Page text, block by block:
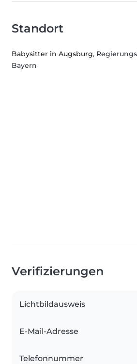
Standort
Babysitter in Augsburg,
Bayern
Verifizierungen
Lichtbildausweis
E-Mail-Adresse
Telefonnummer